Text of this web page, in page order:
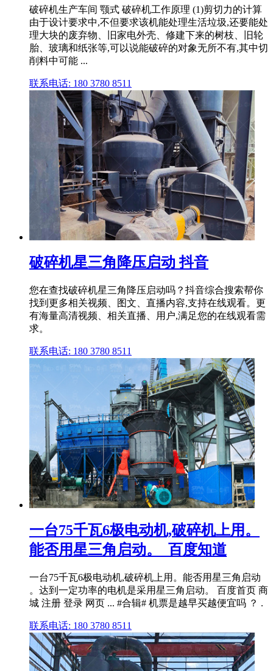
破碎机生产车间 颚式 破碎机工作原理 (1)剪切力的计算
由于设计要求中,不但要求该机能处理生活垃圾,还要能处
理大块的废弃物、旧家电外壳、修建下来的树枝、旧轮
胎、玻璃和纸张等,可以说能破碎的对象无所不有,其中切
削料中可能 ...
联系电话: 180 3780 8511
破碎机星三角降压启动 抖音
您在查找破碎机星三角降压启动吗？抖音综合搜索帮你
找到更多相关视频、图文、直播内容,支持在线观看。更
有海量高清视频、相关直播、用户,满足您的在线观看需
求。
联系电话: 180 3780 8511
一台75千瓦6极电动机,破碎机上用。
能否用星三角启动。_百度知道
一台75千瓦6极电动机,破碎机上用。能否用星三角启动
。达到一定功率的电机是采用星三角启动。 百度首页 商
城 注册 登录 网页 ... #合辑# 机票是越早买越便宜吗 ？ .
联系电话: 180 3780 8511